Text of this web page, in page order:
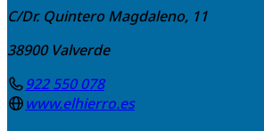
C/Dr. Quintero Magdaleno, 11
38900 Valverde
922 550 078
www.elhierro.es